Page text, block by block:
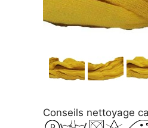
Conseils nettoyage